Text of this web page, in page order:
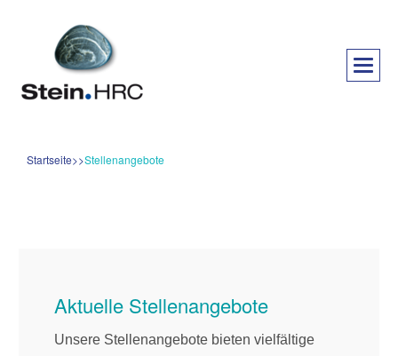
Startseite Stellenangebote
Aktuelle Stellenangebote
Unsere Stellenangebote bieten vielfältige